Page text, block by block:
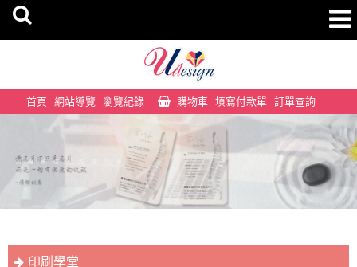
首頁 網站導覽 瀏覽紀錄 購物車 填寫付款單 訂單查詢
印刷學堂